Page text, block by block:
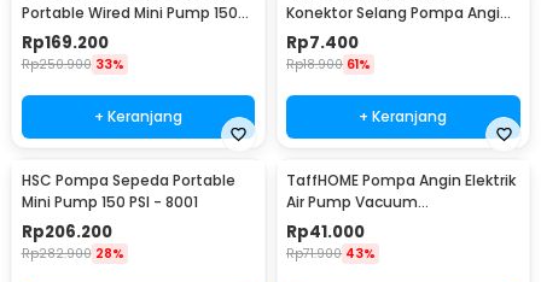
Portable Wired Mini Pump 150
PSI - YD-787
Rp169.200
Rp250.900 33%
+ Keranjang
Konektor Selang Pompa Angin
Ban Ordinary - DK02
Rp7.400
Rp18.900 61%
+ Keranjang
HSC Pompa Sepeda Portable
Mini Pump 150 PSI - 8001
Rp206.200
Rp282.900 28%
TaffHOME Pompa Angin Elektrik
Air Pump Vacuum
Compression 400L/min - CZ-
198B
Rp41.000
Rp71.900 43%